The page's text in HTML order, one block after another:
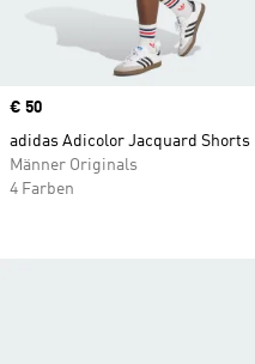
Price
€ 50
adidas Adicolor Jacquard Shorts
Männer Originals
4 Farben